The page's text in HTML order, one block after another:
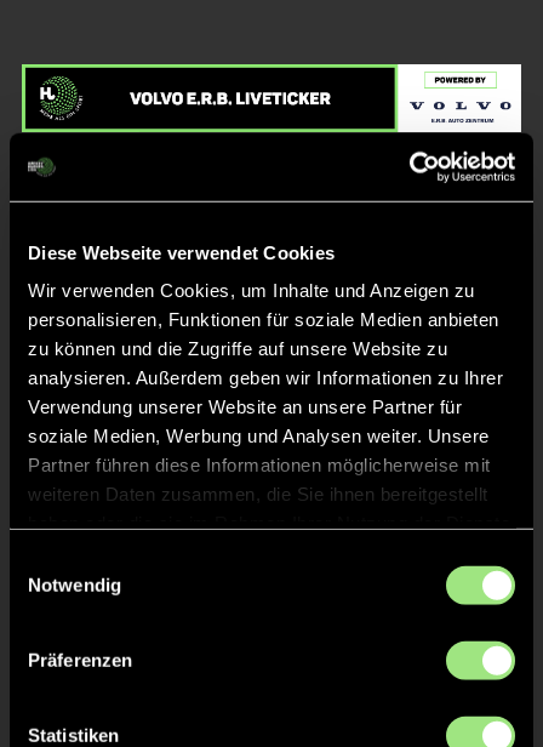
Diese Webseite verwendet Cookies
Wir verwenden Cookies, um Inhalte und Anzeigen zu
personalisieren, Funktionen für soziale Medien anbieten
zu können und die Zugriffe auf unsere Website zu
analysieren. Außerdem geben wir Informationen zu Ihrer
Verwendung unserer Website an unsere Partner für
soziale Medien, Werbung und Analysen weiter. Unsere
Partner führen diese Informationen möglicherweise mit
weiteren Daten zusammen, die Sie ihnen bereitgestellt
Notwendig
Präferenzen
Statistiken
Liveticker
Keine Daten verfügbar.